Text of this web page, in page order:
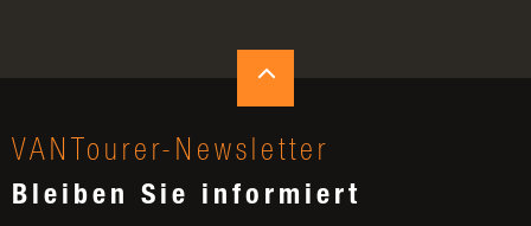
VANTourer-Newsletter
Bleiben Sie informiert